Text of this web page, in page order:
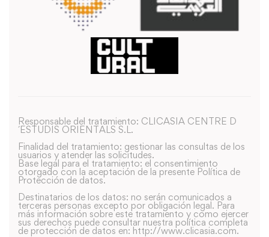
Responsable del tratamiento: CLICASIA CENTRE D
´ESTUDIS ORIENTALS S.L.
Finalidad del tratamiento: gestionar las consultas de los
usuarios y atender las solicitudes.
Base legal para el tratamiento: el consentimiento
otorgado con la aceptación de la presente Política de
Protección de datos.
Destinatarios de los datos: no serán comunicados a
terceras personas excepto por obligación legal. Para
más información sobre este tratamiento y como ejercer
sus derechos puede consultar nuestra política completa
de protección de datos en: http://www.clicasia.com.